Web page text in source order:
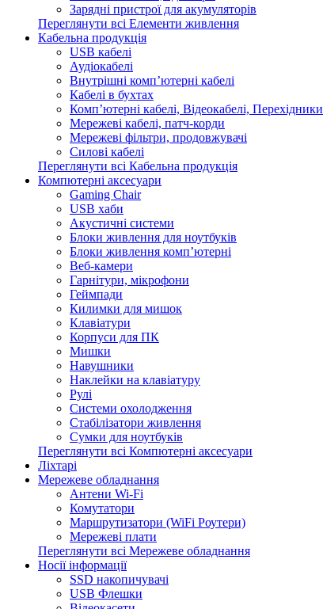
Зарядні пристрої для акумуляторів
Переглянути всі Елементи живлення
Кабельна продукція
USB кабелі
Аудіокабелі
Внутрішні комп’ютерні кабелі
Кабелі в бухтах
Комп’ютерні кабелі, Відеокабелі, Перехідники
Мережеві кабелі, патч-корди
Мережеві фільтри, продовжувачі
Силові кабелі
Переглянути всі Кабельна продукція
Компютерні аксесуари
Gaming Chair
USB хаби
Акустичні системи
Блоки живлення для ноутбуків
Блоки живлення комп’ютерні
Веб-камери
Гарнітури, мікрофони
Геймпади
Килимки для мишок
Клавіатури
Корпуси для ПК
Мишки
Навушники
Наклейки на клавіатуру
Рулі
Системи охолодження
Стабілізатори живлення
Сумки для ноутбуків
Переглянути всі Компютерні аксесуари
Ліхтарі
Мережеве обладнання
Антени Wi-Fi
Комутатори
Маршрутизатори (WiFi Роутери)
Мережеві плати
Переглянути всі Мережеве обладнання
Носії інформації
SSD накопичувачі
USB Флешки